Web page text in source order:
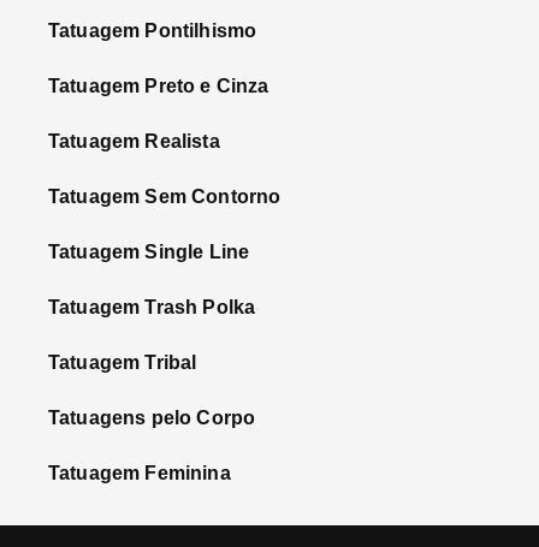
Tatuagem Pontilhismo
Tatuagem Preto e Cinza
Tatuagem Realista
Tatuagem Sem Contorno
Tatuagem Single Line
Tatuagem Trash Polka
Tatuagem Tribal
Tatuagens pelo Corpo
Tatuagem Feminina